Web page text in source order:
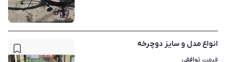
۳
انواع مدل و سایز دوچرخه
قیمت توافقی